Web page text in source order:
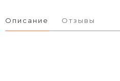
Описание Отзывы